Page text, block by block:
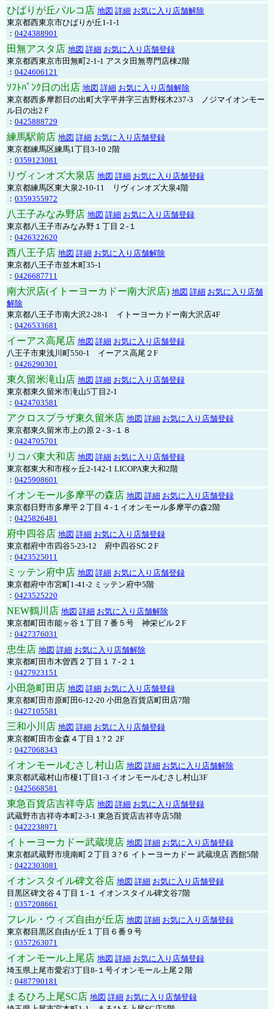
ひばりが丘パルコ店 地図 詳細 お気に入り店舗解除
東京都西東京市ひばりが丘1-1-1
： 0424388901
田無アスタ店 地図 詳細 お気に入り店舗登録
東京都西東京市田無町2-1-1 アスタ田無専門店棟2階
： 0424606121
ｿﾌﾄﾊﾞﾝｸ日の出店 地図 詳細 お気に入り店舗解除
東京都西多摩郡日の出町大字平井字三吉野桜木237-3 ノジマイオンモー
ル日の出2Ｆ
： 0425888729
練馬駅前店 地図 詳細 お気に入り店舗登録
東京都練馬区練馬1丁目3-10 2階
： 0359123081
リヴィンオズ大泉店 地図 詳細 お気に入り店舗登録
東京都練馬区東大泉2-10-11 リヴィンオズ大泉4階
： 0359355972
八王子みなみ野店 地図 詳細 お気に入り店舗登録
東京都八王子市みなみ野１丁目２-１
： 0426322620
西八王子店 地図 詳細 お気に入り店舗解除
東京都八王子市並木町35-1
： 0426687711
南大沢店(イトーヨーカドー南大沢店) 地図 詳細 お気に入り店舗
解除
東京都八王子市南大沢2-28-1 イトーヨーカドー南大沢店4F
： 0426533681
イーアス高尾店 地図 詳細 お気に入り店舗登録
八王子市東浅川町550-1 イーアス高尾２F
： 0426290301
東久留米滝山店 地図 詳細 お気に入り店舗登録
東京都東久留米市滝山5丁目2-1
： 0424703581
アクロスプラザ東久留米店 地図 詳細 お気に入り店舗登録
東京都東久留米市上の原２-３-１８
： 0424705701
リコパ東大和店 地図 詳細 お気に入り店舗登録
東京都東大和市桜ヶ丘2-142-1 LICOPA東大和2階
： 0425908601
イオンモール多摩平の森店 地図 詳細 お気に入り店舗登録
東京都日野市多摩平２丁目４-１イオンモール多摩平の森2階
： 0425826481
府中四谷店 地図 詳細 お気に入り店舗登録
東京都府中市四谷5-23-12 府中四谷SC２F
： 0423525011
ミッテン府中店 地図 詳細 お気に入り店舗登録
東京都府中市宮町1-41-2 ミッテン府中5階
： 0423525220
NEW鶴川店 地図 詳細 お気に入り店舗解除
東京都町田市能ヶ谷１丁目７番５号 神栄ビル２F
： 0427376031
忠生店 地図 詳細 お気に入り店舗解除
東京都町田市木曽西２丁目１７-２１
： 0427923151
小田急町田店 地図 詳細 お気に入り店舗登録
東京都町田市原町田6-12-20 小田急百貨店町田店7階
： 0427105581
三和小川店 地図 詳細 お気に入り店舗登録
東京都町田市金森４丁目１?２ 2F
： 0427068343
イオンモールむさし村山店 地図 詳細 お気に入り店舗解除
東京都武蔵村山市榎1丁目1-3 イオンモールむさし村山3F
： 0425668581
東急百貨店吉祥寺店 地図 詳細 お気に入り店舗登録
武蔵野市吉祥寺本町2-3-1 東急百貨店吉祥寺店5階
： 0422238971
イトーヨーカドー武蔵境店 地図 詳細 お気に入り店舗登録
東京都武蔵野市境南町２丁目３?６ イトーヨーカドー 武蔵境店 西館5階
： 0422303081
イオンスタイル碑文谷店 地図 詳細 お気に入り店舗登録
目黒区碑文谷４丁目１-１ イオンスタイル碑文谷7階
： 0357208661
フレル・ウィズ自由が丘店 地図 詳細 お気に入り店舗登録
東京都目黒区自由が丘１丁目６番９号
： 0357263071
イオンモール上尾店 地図 詳細 お気に入り店舗登録
埼玉県上尾市愛宕3丁目8-１号イオンモール上尾２階
： 0487790181
まるひろ上尾SC店 地図 詳細 お気に入り店舗登録